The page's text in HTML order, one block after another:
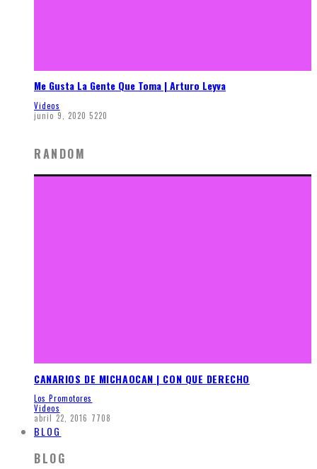
Me Gusta La Gente Que Toma | Arturo Leyva
Videos
junio 9, 2020 5220
RANDOM
CANARIOS DE MICHAOCAN | CON QUE DERECHO
Los Promotores
Videos
abril 22, 2016 7708
BLOG
BLOG